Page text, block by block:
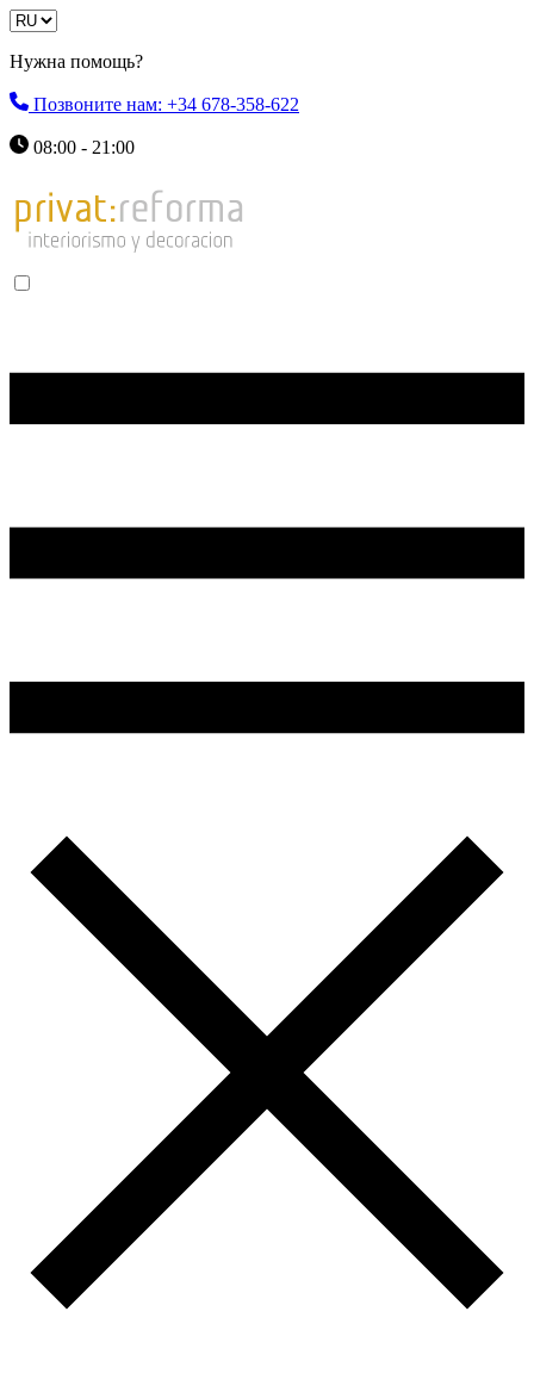
Нужна помощь?
Позвоните нам: +34 678-358-622
08:00 - 21:00